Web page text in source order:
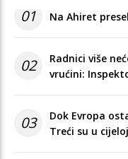
01 Na Ahiret
02
Radnici više
vrućini:
03
Dok Evropa
Treći su u